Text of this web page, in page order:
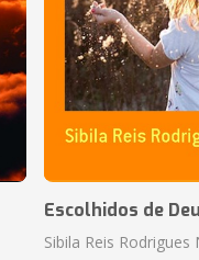
Escolhidos de
Sibila Reis